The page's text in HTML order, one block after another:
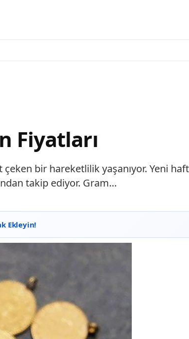
Fiyatları
çeken bir hareketlilik yaşanıyor. Yeni
takip ediyor. Gram…
Ekleyin!